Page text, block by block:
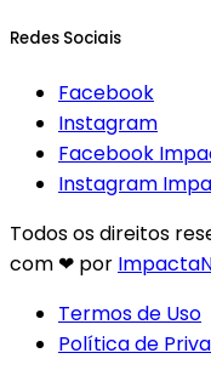
Redes Sociais
Facebook
Instagram
Facebook
Instagram
Todos os direitos
com ❤ por
Termos de Uso
Política de